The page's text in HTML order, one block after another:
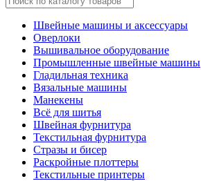
Швейные машины и аксессуары
Оверлоки
Вышивальное оборудование
Промышленные швейные машины
Гладильная техника
Вязальные машины
Манекены
Всё для шитья
Швейная фурнитура
Текстильная фурнитура
Стразы и бисер
Раскройные плоттеры
Текстильные принтеры